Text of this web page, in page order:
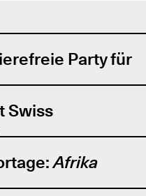
Party für
Swiss
Afrika